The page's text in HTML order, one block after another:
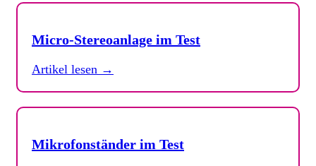
Micro-Stereoanlage im Test
Artikel lesen →
Mikrofonständer im Test